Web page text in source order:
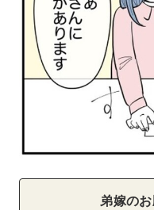
弟嫁のお